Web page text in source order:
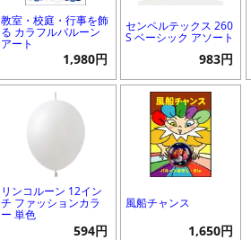
教室・校庭・行事を飾
る カラフルバルーン
アート
1,980円
センペルテックス 260
S ベーシック アソート
983円
リンコルーン 12イン
チ ファッションカラ
ー 単色
594円
風船チャンス
1,650円